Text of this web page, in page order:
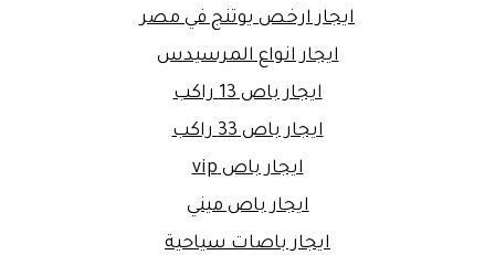
ايجار ارخص يوتنج في مصر
ايجار انواع المرسيدس
ايجار باص 13 راكب
ايجار باص 33 راكب
ايجار باص vip
ايجار باص ميني
ايجار باصات سياحية